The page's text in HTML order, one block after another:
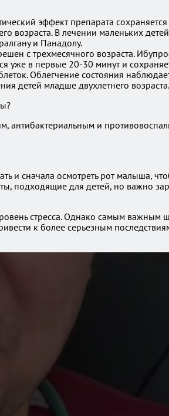
эффект препарата
возраста. В лечении маленьких
и Панадолу.
с трехмесячного возраста.
уже в первые 20-30 минут и
Облегчение состояния
детей младше двухлетнего возраста.
антибактериальным и
и сначала осмотреть рот малыша,
подходящие для детей, но важно
стресса. Однако самым важным
к более серьезным